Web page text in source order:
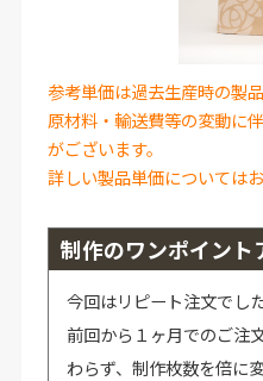
参考単価は過去生産時の製
原材料・輸送費等の変動に
がございます。
詳しい製品単価については
制作のワンポイント
今回はリピート注文でし
前回から１ヶ月でのご注
わらず、制作枚数を倍に